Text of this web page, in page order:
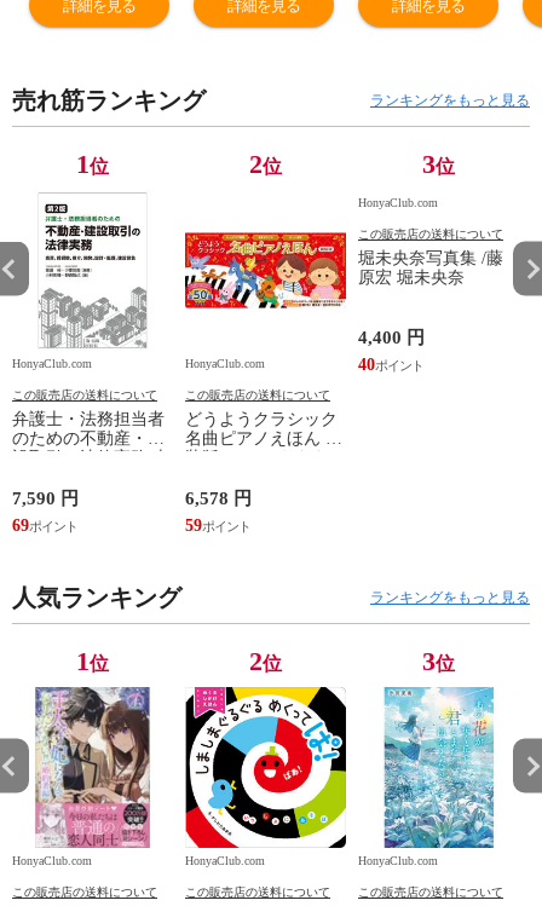
詳細を見る 詳細を見る 詳細を見る
売れ筋ランキング ランキングをもっと見る
1位
HonyaClub.com
この販売店の送料について
弁護士・法務担当者
のための不動産・建
開発、設計・監理、
建設請負 第２版 /富
田裕 小里佳嵩
7,590 円
69
2位
HonyaClub.com
この販売店の送料について
どうようクラシック
名曲ピアノえほん 新
ワシマミワコ
6,578 円
59
3位
HonyaClub.com
この販売店の送料について
堀未央奈写真集 /藤
原宏 堀未央奈
4,400 円
40
人気ランキング ランキングをもっと見る
1位
HonyaClub.com
この販売店の送料について
2位
HonyaClub.com
この販売店の送料について
3位
HonyaClub.com
この販売店の送料について